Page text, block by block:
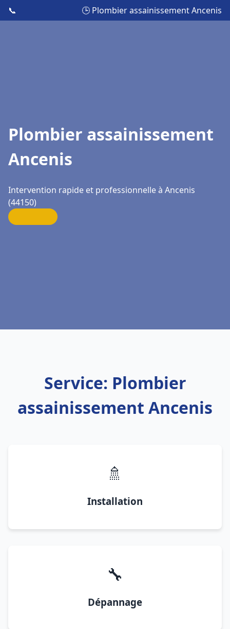
📞 🕒 Plombier assainissement Ancenis
Plombier assainissement
Ancenis
Intervention rapide et professionnelle à Ancenis
(44150)
Service: Plombier
assainissement Ancenis
🚿
Installation
🔧
Dépannage